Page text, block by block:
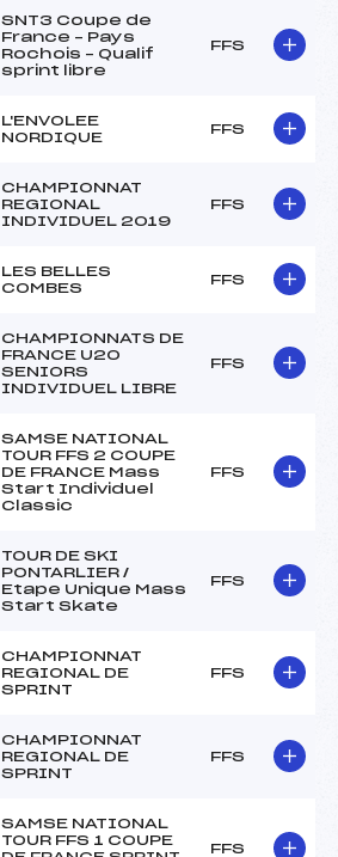
SNT3 Coupe de
France – Pays
Rochois – Qualif
sprint libre
FFS
L'ENVOLEE
NORDIQUE
FFS
CHAMPIONNAT
REGIONAL
INDIVIDUEL 2019
FFS
LES BELLES
COMBES
FFS
CHAMPIONNATS DE
FRANCE U20
SENIORS
INDIVIDUEL LIBRE
FFS
SAMSE NATIONAL
TOUR FFS 2 COUPE
DE FRANCE Mass
Start Individuel
Classic
FFS
TOUR DE SKI
PONTARLIER /
Etape Unique Mass
Start Skate
FFS
CHAMPIONNAT
REGIONAL DE
SPRINT
FFS
CHAMPIONNAT
REGIONAL DE
SPRINT
FFS
SAMSE NATIONAL
TOUR FFS 1 COUPE
FFS